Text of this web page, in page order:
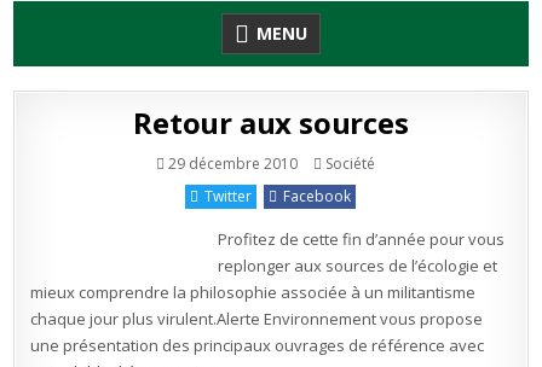
MENU
Retour aux sources
29 décembre 2010 Publié
Société
Twitter
Facebook
Profitez de cette fin d’année pour vous
replonger aux sources de l’écologie et
mieux comprendre la philosophie associée à un militantisme
chaque jour plus virulent.Alerte Environnement vous propose
une présentation des principaux ouvrages de référence avec